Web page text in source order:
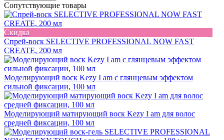
Сопутствующие товары
Скидка
Спрей-воск SELECTIVE PROFESSIONAL NOW FAST
CREATE, 200 мл
Моделирующий воск Kezy I am с глянцевым эффектом
сильной фиксации, 100 мл
Моделирующий матирующий воск Kezy I am для волос
средней фиксации, 100 мл